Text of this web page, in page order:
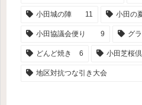
小田城の陣 11 小田の
小田協議会便り 9 グ
どんど焼き 6 小田芝桜
地区対抗つな引き大会